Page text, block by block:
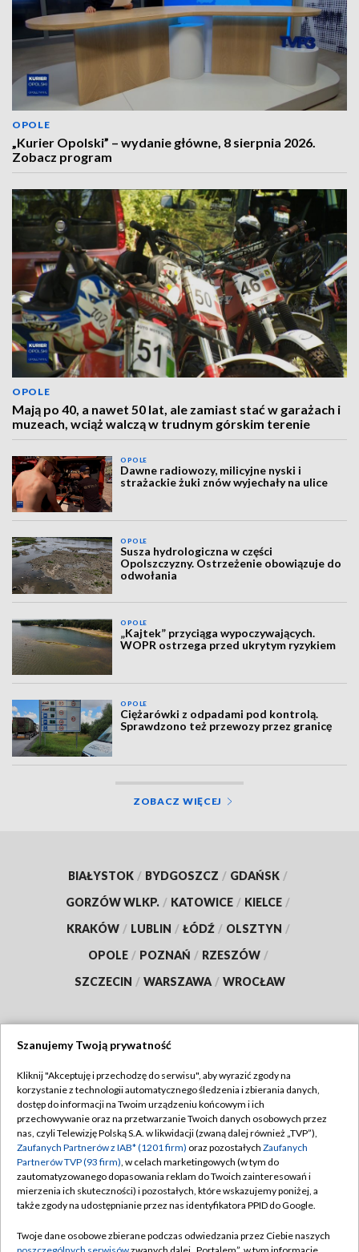
OPOLE
„Kurier Opolski” – wydanie główne, 8 sierpnia 2026.
Zobacz program
OPOLE
Mają po 40, a nawet 50 lat, ale zamiast stać w garażach i
muzeach, wciąż walczą w trudnym górskim terenie
OPOLE
Dawne radiowozy, milicyjne nyski i
strażackie żuki znów wyjechały na ulice
OPOLE
Susza hydrologiczna w części
Opolszczyzny. Ostrzeżenie obowiązuje do
odwołania
OPOLE
„Kajtek” przyciąga wypoczywających.
WOPR ostrzega przed ukrytym ryzykiem
OPOLE
Ciężarówki z odpadami pod kontrolą.
Sprawdzono też przewozy przez granicę
ZOBACZ WIĘCEJ
BIAŁYSTOK / BYDGOSZCZ / GDAŃSK /
GORZÓW WLKP. / KATOWICE / KIELCE /
KRAKÓW / LUBLIN / ŁÓDŹ / OLSZTYN /
OPOLE / POZNAŃ / RZESZÓW /
SZCZECIN / WARSZAWA / WROCŁAW
TVP
Abonament TVP
Emisja w TVP
Centrum informacji TVP
Naziemna Telewizja Cyfrowa
Rada Programowa
Regulamin TVP
Polityka prywatności
Moje zgody
Pomoc
Szanujemy Twoją prywatność
Kliknij "Akceptuję i przechodzę do serwisu", aby wyrazić zgody na
korzystanie z technologii automatycznego śledzenia i zbierania danych,
dostęp do informacji na Twoim urządzeniu końcowym i ich
przechowywanie oraz na przetwarzanie Twoich danych osobowych przez
nas, czyli Telewizję Polską S.A. w likwidacji (zwaną dalej również „TVP”),
Zaufanych Partnerów z IAB* (1201 firm) oraz pozostałych Zaufanych
Partnerów TVP (93 firm), w celach marketingowych (w tym do
zautomatyzowanego dopasowania reklam do Twoich zainteresowań i
mierzenia ich skuteczności) i pozostałych, które wskazujemy poniżej, a
także zgody na udostępnianie przez nas identyfikatora PPID do Google.
Twoje dane osobowe zbierane podczas odwiedzania przez Ciebie naszych